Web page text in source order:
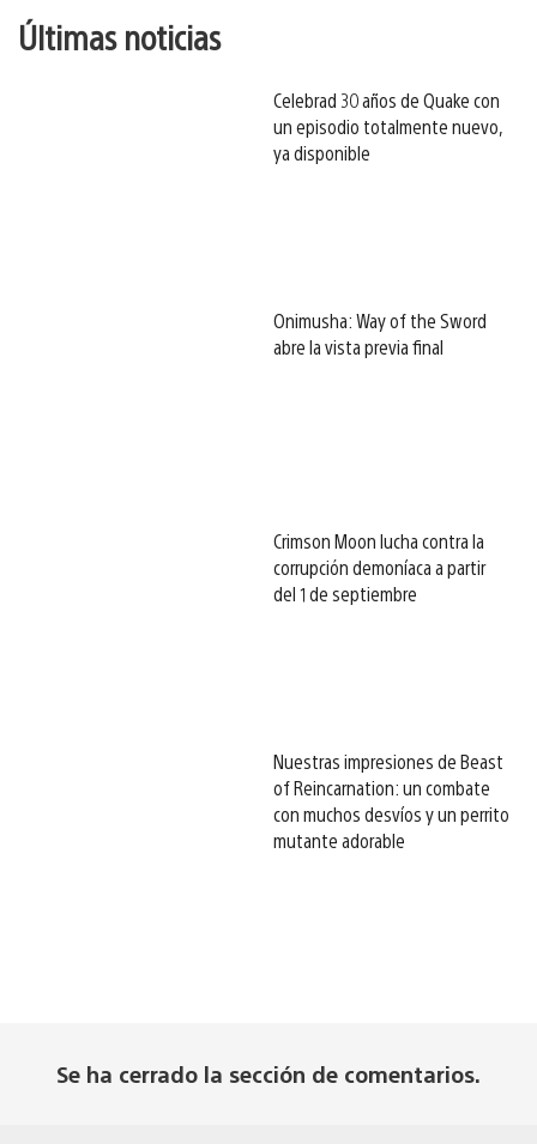
Últimas noticias
Celebrad 30 años de Quake con
un episodio totalmente nuevo,
ya disponible
Onimusha: Way of the Sword
abre la vista previa final
Crimson Moon lucha contra la
corrupción demoníaca a partir
del 1 de septiembre
Nuestras impresiones de Beast
of Reincarnation: un combate
con muchos desvíos y un perrito
mutante adorable
Se ha cerrado la sección de comentarios.